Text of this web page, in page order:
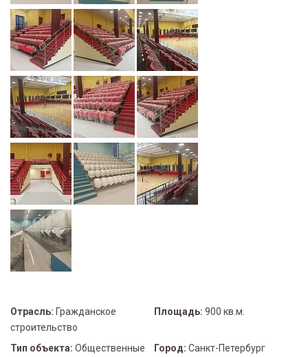
Отрасль: Гражданское
строительство
Площадь: 900 кв.м.
Тип объекта: Общественные
Город: Санкт-Петербург